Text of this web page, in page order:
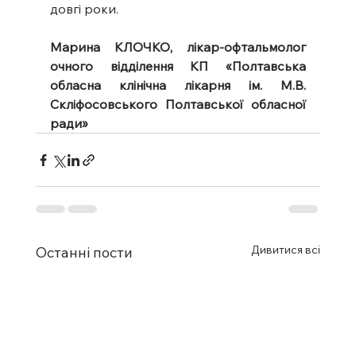
довгі роки.
Марина КЛОЧКО, лікар-офтальмолог
очного відділення КП «Полтавська
обласна клінічна лікарня ім. М.В.
Скліфосовського Полтавської обласної
ради»
Останні пости Дивитися всі